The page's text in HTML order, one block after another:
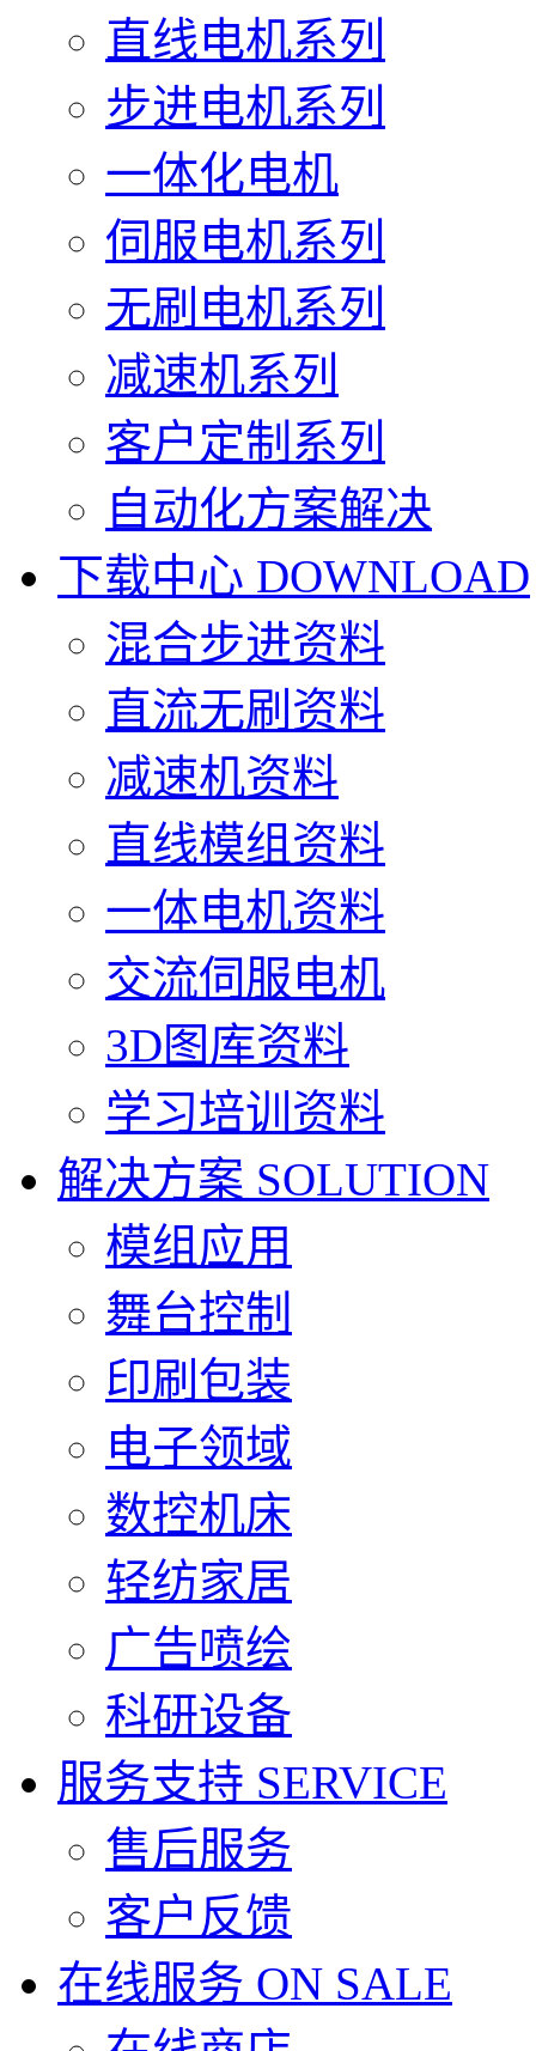
直线电机系列
步进电机系列
一体化电机
伺服电机系列
无刷电机系列
减速机系列
客户定制系列
自动化方案解决
下载中心 DOWNLOAD
混合步进资料
直流无刷资料
减速机资料
直线模组资料
一体电机资料
交流伺服电机
3D图库资料
学习培训资料
解决方案 SOLUTION
模组应用
舞台控制
印刷包装
电子领域
数控机床
轻纺家居
广告喷绘
科研设备
服务支持 SERVICE
售后服务
客户反馈
在线服务 ON SALE